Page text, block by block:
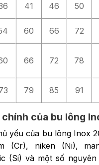
41 46 50
60 66 72
66 72 78
79 85 91
của bu lông
yếu của bu lông Inox
(Cr), niken (Ni),
(Si) và một số